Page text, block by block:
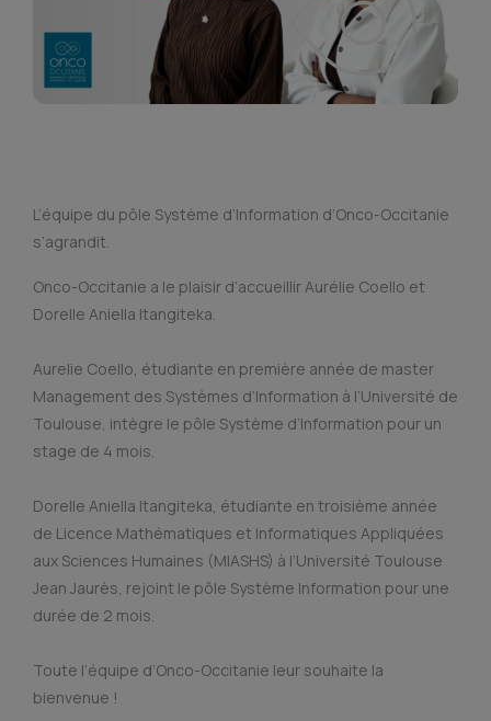
L’équipe du pôle Système d’Information d’Onco-Occitanie
s’agrandit.
Onco-Occitanie a le plaisir d’accueillir Aurélie Coello et
Dorelle Aniella Itangiteka.
Aurelie Coello, étudiante en première année de master
Management des Systèmes d’Information à l’Université de
Toulouse, intègre le pôle Système d’Information pour un
stage de 4 mois.
Dorelle Aniella Itangiteka, étudiante en troisième année
de Licence Mathématiques et Informatiques Appliquées
aux Sciences Humaines (MIASHS) à l’Université Toulouse
Jean Jaurès, rejoint le pôle Système Information pour une
durée de 2 mois.
Toute l’équipe d’Onco-Occitanie leur souhaite la
bienvenue !